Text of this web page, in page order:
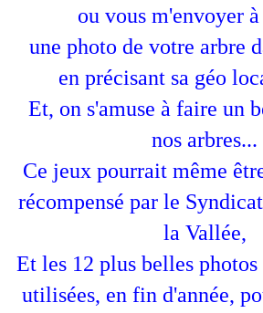
ou vous m'envoyer
une photo de votre arbre
en précisant sa géo
Et, on s'amuse à faire un
nos arbres...
Ce jeux pourrait même
récompensé par le
la Vallée,
Et les 12 plus belles
utilisées, en fin d'année,